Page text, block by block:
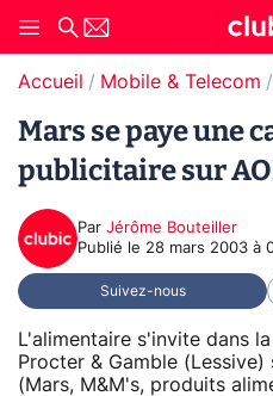
Accueil Mobile & Telecom
Mars se paye une
publicitaire sur
Par Jérôme Bouteiller
Publié le 28 mars 2003 à
Suivez-nous
L'alimentaire s'invite dans
Procter & Gamble
(Mars, M&M's, produits